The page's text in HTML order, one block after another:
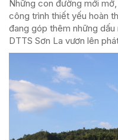
Những con đường mới
công trình thiết yếu hoàn
đang góp thêm những
DTTS Sơn La vươn lên